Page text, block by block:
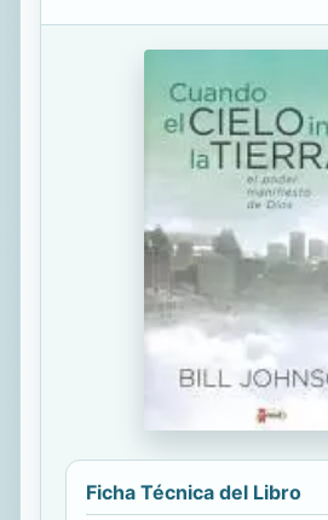
Ficha Técnica del Libro